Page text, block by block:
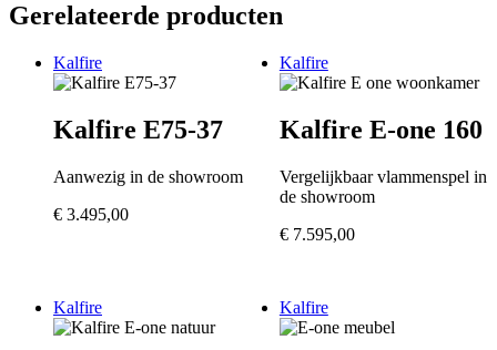
Gerelateerde producten
Kalfire
Kalfire E75-37
Aanwezig in de showroom
€ 3.495,00
Kalfire
Kalfire E-one 160
Vergelijkbaar vlammenspel in
de showroom
€7.595,00
Kalfire Kalfire